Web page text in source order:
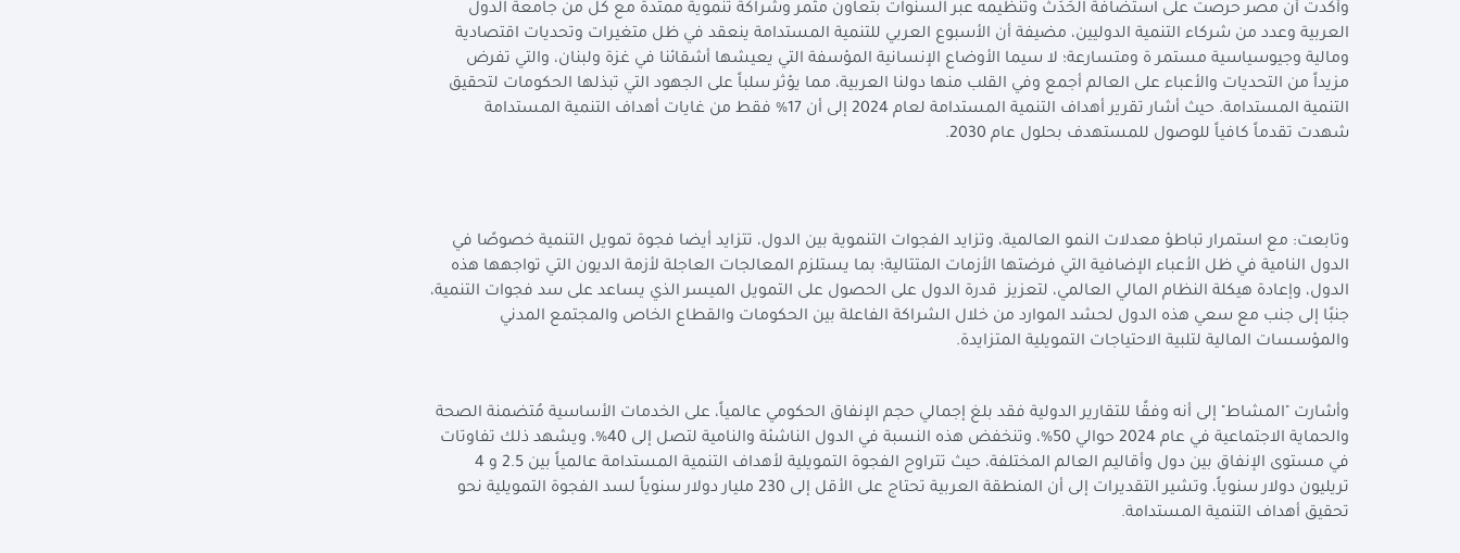
وأكدت أن مصر حرصت على استضافة الحَدَث وتنظيمه عبر السنوات بتعاون مثمر وشراكة تنموية ممتدة مع كل من جامعة الدول
العربية وعدد من شركاء التنمية الدوليين، مضيفة أن الأسبوع العربي للتنمية المستدامة ينعقد في ظل متغيرات وتحديات اقتصادية
ومالية وجيوسياسية مستمر ة ومتسارعة؛ لا سيما الأوضاع الإنسانية المؤسفة التي يعيشها أشقائنا في غزة ولبنان، والتي تفرض
مزيداً من التحديات والأعباء على العالم أجمع وفي القلب منها دولنا العربية، مما يؤثر سلباً على الجهود التي تبذلها الحكومات لتحقيق
التنمية المستدامة. حيث أشار تقرير أهداف التنمية المستدامة لعام 2024 إلى أن 17% فقط من غايات أهداف التنمية المستدامة
شهدت تقدماً كافياً للوصول للمستهدف بحلول عام 2030.
وتابعت: مع استمرار تباطؤ معدلات النمو العالمية، وتزايد الفجوات التنموية بين الدول، تتزايد أيضا فجوة تمويل التنمية خصوصًا في
الدول النامية في ظل الأعباء الإضافية التي فرضتها الأزمات المتتالية؛ بما يستلزم المعالجات العاجلة لأزمة الديون التي تواجهها هذه
الدول، وإعادة هيكلة النظام المالي العالمي، لتعزيز قدرة الدول على الحصول على التمويل الميسر الذي يساعد على سد فجوات التنمية،
جنبًا إلى جنب مع سعي هذه الدول لحشد الموارد من خلال الشراكة الفاعلة بين الحكومات والقطاع الخاص والمجتمع المدني
والمؤسسات المالية لتلبية الاحتياجات التمويلية المتزايدة.
وأشارت "المشاط" إلى أنه وفقًا للتقارير الدولية فقد بلغ إجمالي حجم الإنفاق الحكومي عالمياً، على الخدمات الأساسية مُتضمنة الصحة
والحماية الاجتماعية في عام 2024 حوالي 50%، وتنخفض هذه النسبة في الدول الناشئة والنامية لتصل إلى 40%، ويشهد ذلك تفاوتات
في مستوى الإنفاق بين دول وأقاليم العالم المختلفة، حيث تتراوح الفجوة التمويلية لأهداف التنمية المستدامة عالمياً بين 2.5 و 4
تريليون دولار سنوياً، وتشير التقديرات إلى أن المنطقة العربية تحتاج على الأقل إلى 230 مليار دولار سنوياً لسد الفجوة التمويلية نحو
تحقيق أهداف التنمية المستدامة.